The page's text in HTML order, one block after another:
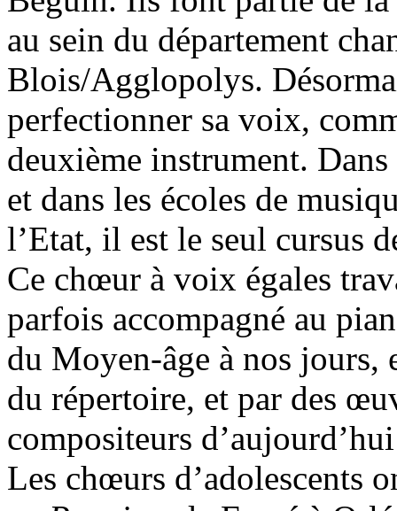
au sein du département
Blois/Agglopolys.
perfectionner sa voix,
deuxième instrument.
et dans les écoles de
l’Etat, il est le seul cursus
Ce chœur à voix égales
parfois accompagné au
du Moyen-âge à nos jours,
du répertoire, et par des
compositeurs
Les chœurs d’adolescents